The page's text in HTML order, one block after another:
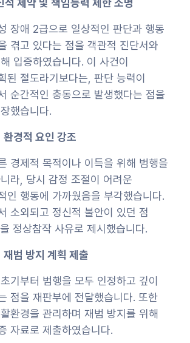
적 제약 및 책임능력 제한 소명
장애 2급으로 일상적인 판단과 행동
겪고 있다는 점을 객관적 진단서와
입증하였습니다. 이 사건이
된 절도라기보다는, 판단 능력이
순간적인 충동으로 발생했다는 점을
했습니다.
경적 요인 강조
경제적 목적이나 이득을 위해 범행을
라, 당시 감정 조절이 어려운
인 행동에 가까웠음을 부각했습니다.
소외되고 정신적 불안이 있던 점
을 정상참작 사유로 제시했습니다.
범 방지 계획 제출
기부터 범행을 모두 인정하고 깊이
점을 재판부에 전달했습니다. 또한
환경을 관리하며 재범 방지를 위해
자료로 제출하였습니다.